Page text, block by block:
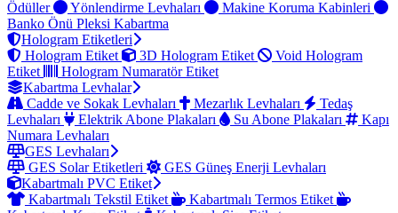
Ödüller
Yönlendirme Levhaları
Makine Koruma Kabinleri
Banko Önü Pleksi Kabartma
Hologram Etiketleri
Hologram Etiket
3D Hologram Etiket
Void Hologram
Etiket
Hologram Numaratör Etiket
Kabartma Levhalar
Cadde ve Sokak Levhaları
Mezarlık Levhaları
Tedaş
Levhaları
Elektrik Abone Plakaları Su Abone Plakaları
Kapı
Numara Levhaları
GES Levhaları
GES Solar Etiketleri
GES Güneş Enerji Levhaları
Kabartmalı PVC Etiket
Kabartmalı Tekstil Etiket
Kabartmalı Termos Etiket